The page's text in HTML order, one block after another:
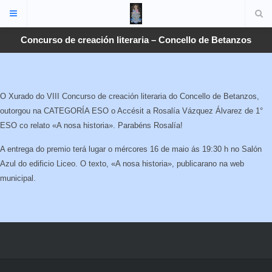
Concurso de creación literaria – Concello de Betanzos
O Xurado do VIII Concurso de creación literaria do Concello de Betanzos,
outorgou na CATEGORÍA ESO o Accésit a Rosalía Vázquez Álvarez de 1°
ESO co relato «A nosa historia». Parabéns Rosalía!
A entrega do premio terá lugar o mércores 16 de maio ás 19:30 h no Salón
Azul do edificio Liceo. O texto, «A nosa historia», publicarano na web
municipal.